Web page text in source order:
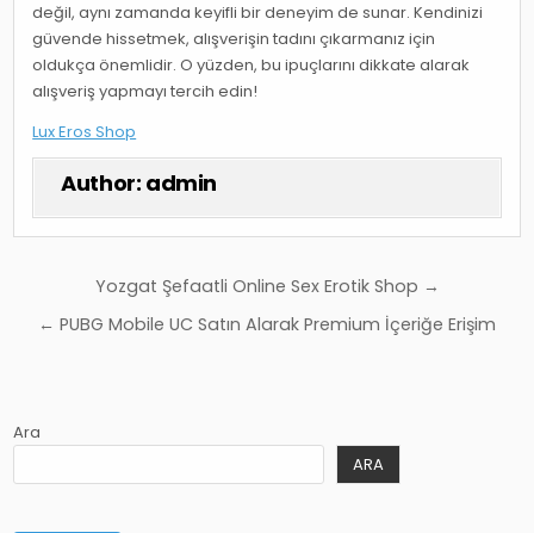
değil, aynı zamanda keyifli bir deneyim de sunar. Kendinizi
güvende hissetmek, alışverişin tadını çıkarmanız için
oldukça önemlidir. O yüzden, bu ipuçlarını dikkate alarak
alışveriş yapmayı tercih edin!
Lux Eros Shop
Author: admin
gezinmesi
Yozgat Şefaatli Online Sex Erotik Shop →
← PUBG Mobile UC Satın Alarak Premium İçeriğe Erişim
Ara
ARA